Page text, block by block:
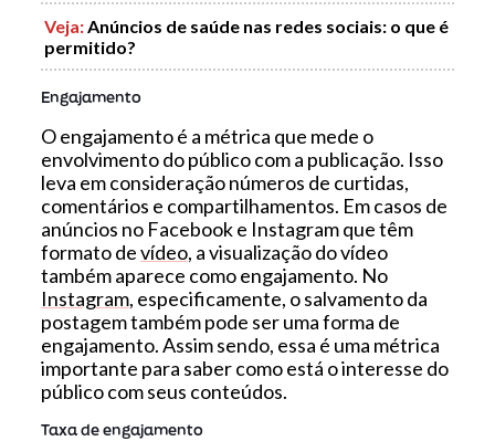
Veja: Anúncios de saúde nas redes sociais: o que é
permitido?
Engajamento
O engajamento é a métrica que mede o
envolvimento do público com a publicação. Isso
leva em consideração números de curtidas,
comentários e compartilhamentos. Em casos de
anúncios no Facebook e Instagram que têm
formato devídeo, a visualização do vídeo
também aparece como engajamento. No
Instagram, especificamente, o salvamento da
postagem também pode ser uma forma de
engajamento. Assim sendo, essa é uma métrica
importante para saber como está o interesse do
público com seus conteúdos.
Taxa de engajamento